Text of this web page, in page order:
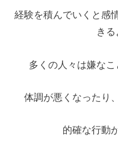
経験を積んでいくと感
きる
多くの人々は嫌なこ
体調が悪くなったり
的確な行動